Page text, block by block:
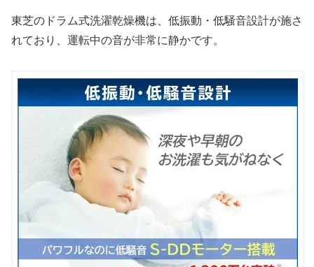
東芝のドラム式洗濯乾燥機は、低振動・低騒音設計が施さ
れており、運転中の音が非常に静かです。